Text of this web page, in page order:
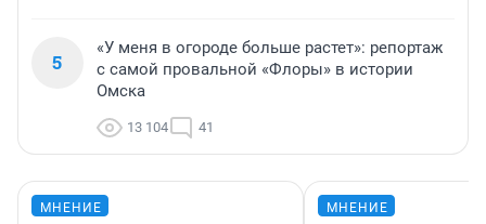
5
«У меня в огороде больше растет»: репортаж
с самой провальной «Флоры» в истории
Омска
13 104 41
МНЕНИЕ МНЕНИЕ